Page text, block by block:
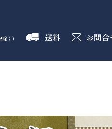
く） 送料 お問合